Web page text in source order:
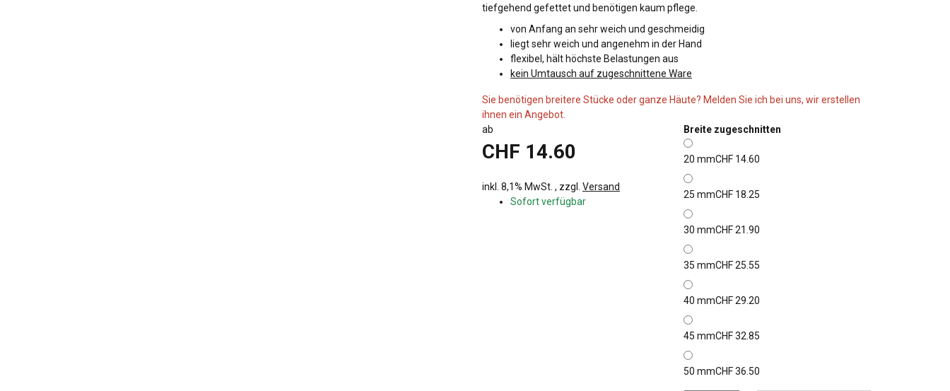
tiefgehend gefettet und benötigen kaum pflege.
von Anfang an sehr weich und geschmeidig
liegt sehr weich und angenehm in der Hand
flexibel, hält höchste Belastungen aus
kein Umtausch auf zugeschnittene Ware
Sie benötigen breitere Stücke oder ganze Häute? Melden Sie ich bei uns, wir erstellen
ihnen ein Angebot.
ab
CHF 14.60
inkl. 8,1% MwSt. , zzgl. Versand
Sofort verfügbar
Breite zugeschnitten
20 mmCHF 14.60
25 mmCHF 18.25
30 mmCHF 21.90
35 mmCHF 25.55
40 mmCHF 29.20
45 mmCHF 32.85
50 mmCHF 36.50